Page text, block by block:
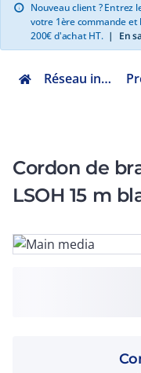
info Nouveau client ? Entrez
votre 1ère commande et
200€ d'achat HT. | En
Réseau informatique
Cordon de
LSOH 15 m